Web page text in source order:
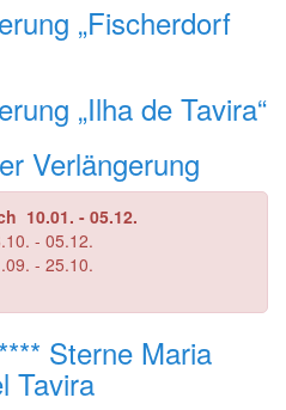
„Fischerdorf
„Ilha de Tavira“
Verlängerung
10.01. - 05.12.
- 05.12.
- 25.10.
Sterne Maria
Tavira